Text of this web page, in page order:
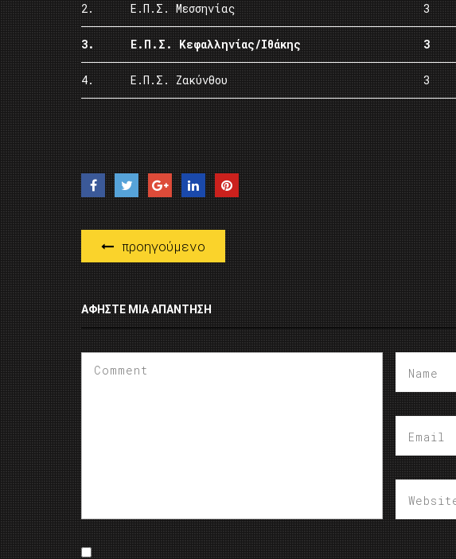
2. Ε.Π.Σ. Μεσσηνίας 3
3. Ε.Π.Σ. Κεφαλληνίας/Ιθάκης 3
4. Ε.Π.Σ. Ζακύνθου 3
προηγούμενο
ΑΦΉΣΤΕ ΜΙΑ ΑΠΆΝΤΗΣΗ